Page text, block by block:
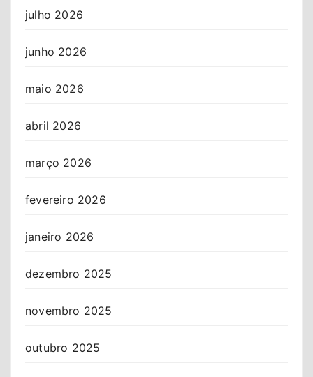
julho 2026
junho 2026
maio 2026
abril 2026
março 2026
fevereiro 2026
janeiro 2026
dezembro 2025
novembro 2025
outubro 2025